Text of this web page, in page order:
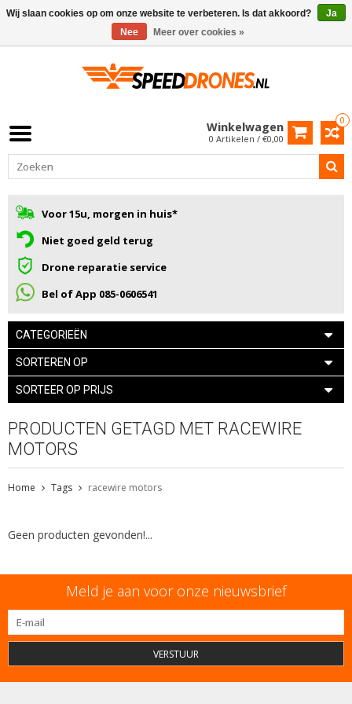
0
Winkelwagen
0 Artikelen / €0,00
Voor 15u, morgen in huis*
Niet goed geld terug
Drone reparatie service
Bel of App 085-0606541
CATEGORIEËN
SORTEREN OP
SORTEER OP PRIJS
PRODUCTEN GETAGD MET RACEWIRE
MOTORS
Home Tags racewire motors
Geen producten gevonden!...
Meld je aan voor onze nieuwsbrief
VERSTUUR
Wij slaan cookies op om onze website te verbeteren. Is dat akkoord?
Ja
Nee
Meer over cookies »